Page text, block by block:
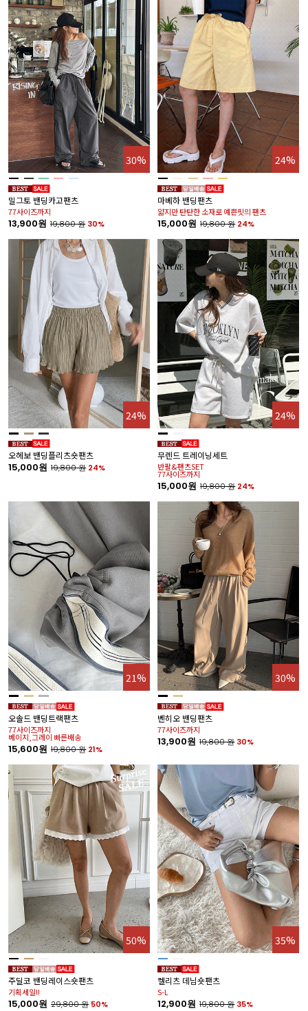
30%
밀그토 밴딩카고팬츠
77사이즈까지
13,900원 19,800원 30%
24%
마베하 밴딩팬츠
얇지만 탄탄한 소재로 예쁜핏의 팬츠
15,000원 19,800원 24%
24%
오헤보 밴딩플리츠숏팬츠
15,000원 19,800원 24%
24%
무렌드 트레이닝세트
반팔&팬츠SET
77사이즈까지
15,000원 19,800원 24%
21%
오솔드 밴딩트랙팬츠
77사이즈까지
베이지,그레이 빠른배송
15,600원 19,800원 21%
30%
벤히오 밴딩팬츠
77사이즈까지
13,900원 19,800원 30%
50%
주딜코 밴딩레이스숏팬츠
기획세일!!
15,000원 29,800원 50%
35%
켈리츠 데님숏팬츠
S-L
12,900원 19,800원 35%